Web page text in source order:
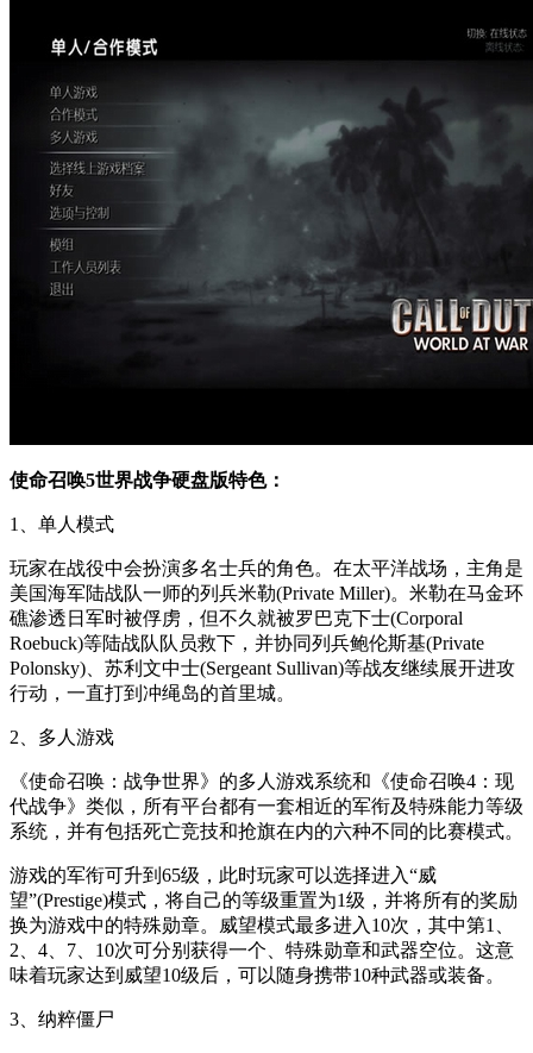
使命召唤5世界战争硬盘版特色：
1、单人模式
玩家在战役中会扮演多名士兵的角色。在太平洋战场，主角是
美国海军陆战队一师的列兵米勒(Private Miller)。米勒在马金环
礁渗透日军时被俘虏，但不久就被罗巴克下士(Corporal
Roebuck)等陆战队队员救下，并协同列兵鲍伦斯基(Private
Polonsky)、苏利文中士(Sergeant Sullivan)等战友继续展开进攻
行动，一直打到冲绳岛的首里城。
2、多人游戏
《使命召唤：战争世界》的多人游戏系统和《使命召唤4：现
代战争》类似，所有平台都有一套相近的军衔及特殊能力等级
系统，并有包括死亡竞技和抢旗在内的六种不同的比赛模式。
游戏的军衔可升到65级，此时玩家可以选择进入“威
望”(Prestige)模式，将自己的等级重置为1级，并将所有的奖励
换为游戏中的特殊勋章。威望模式最多进入10次，其中第1、
2、4、7、10次可分别获得一个、特殊勋章和武器空位。这意
味着玩家达到威望10级后，可以随身携带10种武器或装备。
3、纳粹僵尸